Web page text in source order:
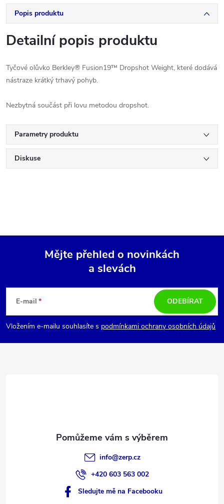
Popis produktu
Detailní popis produktu
Tyčové olůvko Berkley® Fusion19™ Dropshot Weight, které dodává
nástraze krátký trhavý pohyb.
Nezbytná součást při lovu metodou dropshot.
Parametry produktu
Diskuse
p
a
Mějte přehled o novinkách
a slevách
E-mail
Vložením e-mailu souhlasíte s podmínkami ochrany osobních údajů
ODEBÍRAT
info@zerp.cz
+420 603 563 002
Sledujte mě na Facebooku